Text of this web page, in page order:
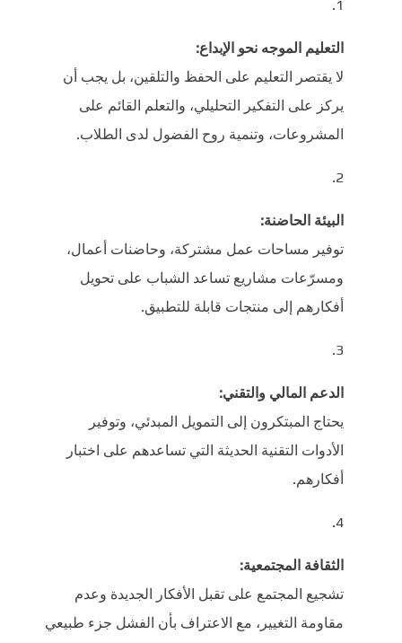
التعليم الموجه نحو الإبداع:
لا يقتصر التعليم على الحفظ والتلقين، بل يجب أن
يركز على التفكير التحليلي، والتعلم القائم على
المشروعات، وتنمية روح الفضول لدى الطلاب.
البيئة الحاضنة:
توفير مساحات عمل مشتركة، وحاضنات أعمال،
ومسرّعات مشاريع تساعد الشباب على تحويل
أفكارهم إلى منتجات قابلة للتطبيق.
الدعم المالي والتقني:
يحتاج المبتكرون إلى التمويل المبدئي، وتوفير
الأدوات التقنية الحديثة التي تساعدهم على اختبار
أفكارهم.
الثقافة المجتمعية:
تشجيع المجتمع على تقبل الأفكار الجديدة وعدم
مقاومة التغيير، مع الاعتراف بأن الفشل جزء طبيعي